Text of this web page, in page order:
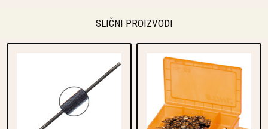
SLIČNI PROIZVODI